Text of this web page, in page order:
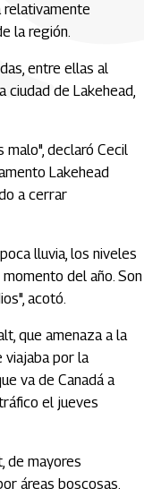
relativamente
la región.
entre ellas al
ciudad de Lakehead,
malo", declaró Cecil
Lakehead
a cerrar
lluvia, los niveles
del año. Son
acotó.
que amenaza a la
viajaba por la
va de Canadá a
el jueves
de mayores
áreas boscosas.